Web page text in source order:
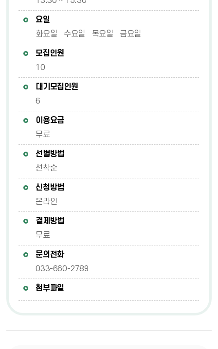
요일
화요일 수요일 목요일 금요일
모집인원
10
대기모집인원
6
이용요금
무료
선별방법
선착순
신청방법
온라인
결제방법
무료
문의전화
033-660-2789
첨부파일